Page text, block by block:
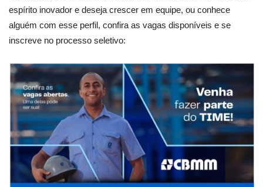
espírito inovador e deseja crescer em equipe, ou conhece
alguém com esse perfil, confira as vagas disponíveis e se
inscreve no processo seletivo: